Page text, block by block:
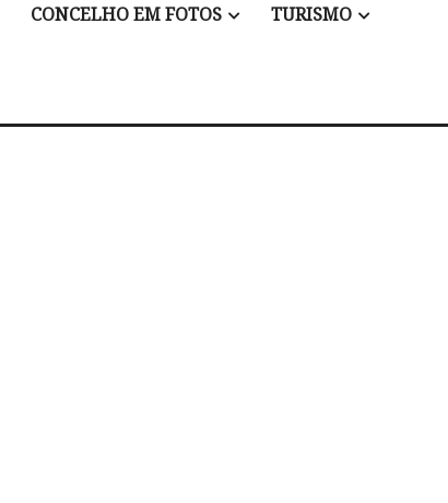
CONCELHO EM FOTOS TURISMO